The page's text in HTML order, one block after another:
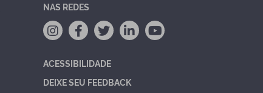
NAS REDES
ACESSIBILIDADE
DEIXE SEU FEEDBACK